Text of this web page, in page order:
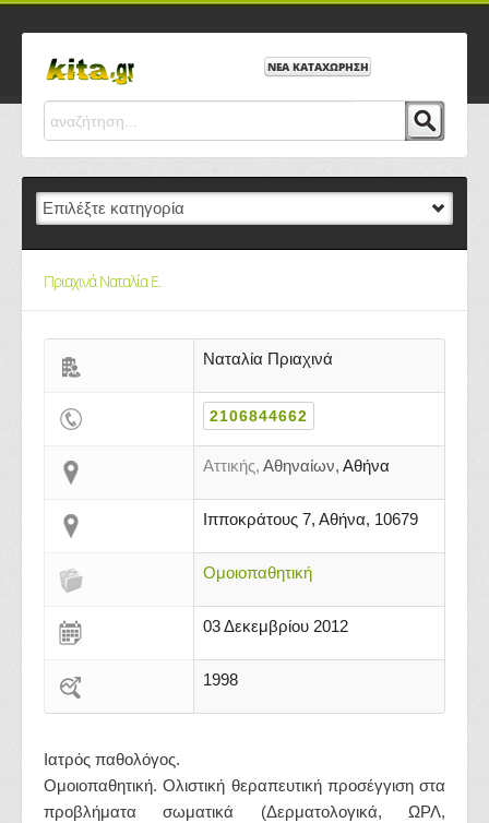
ΝΕΑ ΚΑΤΑΧΩΡΗΣΗ
Πριαχινά Ναταλία Ε.
Ναταλία Πριαχινά
2106844662
Αττικής, Αθηναίων, Αθήνα
Ιπποκράτους 7, Αθήνα, 10679
Ομοιοπαθητική
03 Δεκεμβρίου 2012
1998
Ιατρός παθολόγος.
Ομοιοπαθητική. Ολιστική θεραπευτική προσέγγιση στα
προβλήματα σωματικά (Δερματολογικά, ΩΡΛ,